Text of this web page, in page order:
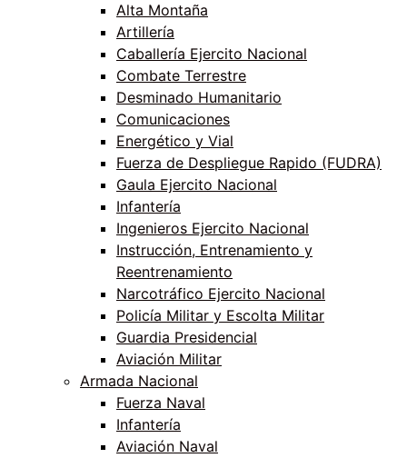
Alta Montaña
Artillería
Caballería Ejercito Nacional
Combate Terrestre
Desminado Humanitario
Comunicaciones
Energético y Vial
Fuerza de Despliegue Rapido (FUDRA)
Gaula Ejercito Nacional
Infantería
Ingenieros Ejercito Nacional
Instrucción, Entrenamiento y
Reentrenamiento
Narcotráfico Ejercito Nacional
Policía Militar y Escolta Militar
Guardia Presidencial
Aviación Militar
Armada Nacional
Fuerza Naval
Infantería
Aviación Naval